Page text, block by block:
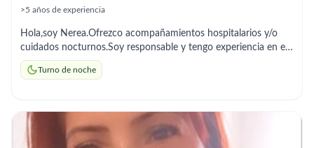
>5 años de experiencia
Hola,soy Nerea.Ofrezco acompañamientos hospitalarios y/o
cuidados nocturnos.Soy responsable y tengo experiencia en el
sector de la tercera edad
Turno de noche